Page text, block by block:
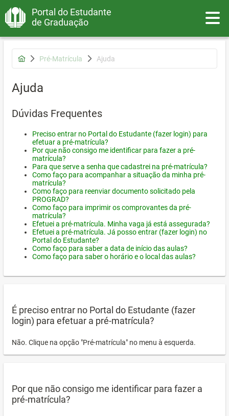
Portal do Estudante
de Graduação
Pré-Matrícula Ajuda
Ajuda
Dúvidas Frequentes
Preciso entrar no Portal do Estudante (fazer login) para
efetuar a pré-matrícula?
Por que não consigo me identificar para fazer a pré-
matrícula?
Para que serve a senha que cadastrei na pré-matrícula?
Como faço para acompanhar a situação da minha pré-
matrícula?
Como faço para reenviar documento solicitado pela
PROGRAD?
Como faço para imprimir os comprovantes da pré-
matrícula?
Efetuei a pré-matrícula. Minha vaga já está assegurada?
Efetuei a pré-matrícula. Já posso entrar (fazer login) no
Portal do Estudante?
Como faço para saber a data de início das aulas?
Como faço para saber o horário e o local das aulas?
É preciso entrar no Portal do Estudante (fazer
login) para efetuar a pré-matrícula?
Não. Clique na opção "Pré-matrícula" no menu à esquerda.
Por que não consigo me identificar para fazer a
pré-matrícula?